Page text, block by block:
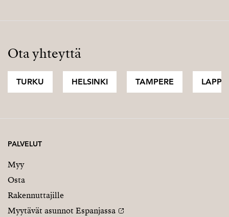
Ota yhteyttä
TURKU HELSINKI TAMPERE LAPPI
PALVELUT
Myy
Osta
Rakennuttajille
Myytävät asunnot Espanjassa